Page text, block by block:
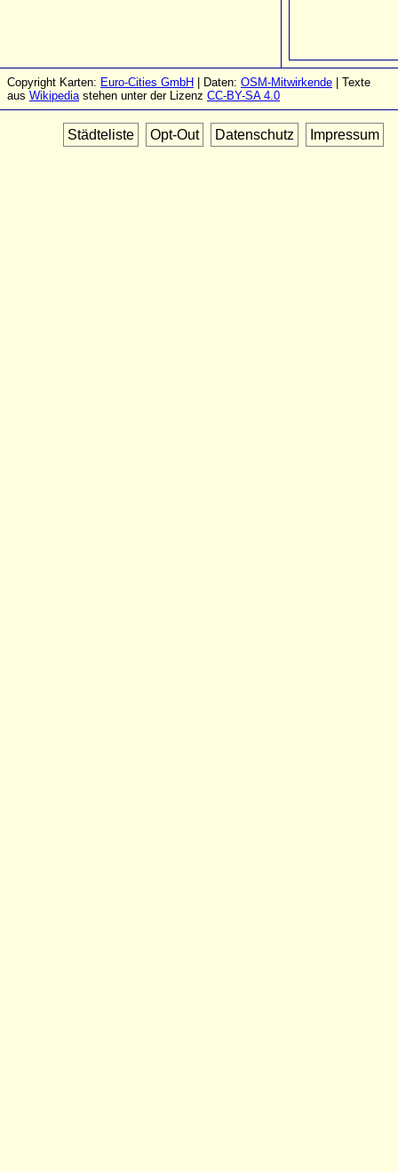
Copyright Karten: Euro-Cities GmbH | Daten: OSM-Mitwirkende | Texte
aus Wikipediastehen unter der Lizenz CC-BY-SA 4.0
Städteliste Opt-Out Datenschutz Impressum